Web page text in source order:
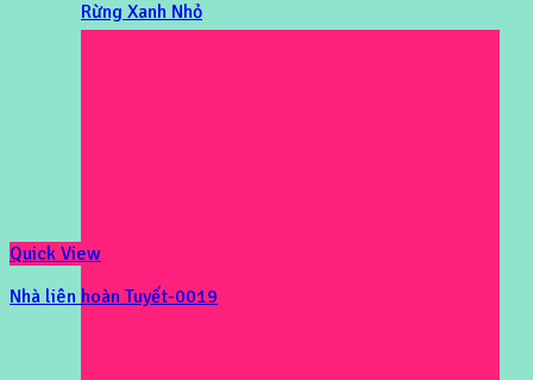
Rừng Xanh Nhỏ
Quick View
Nhà liên hoàn Tuyết-0019